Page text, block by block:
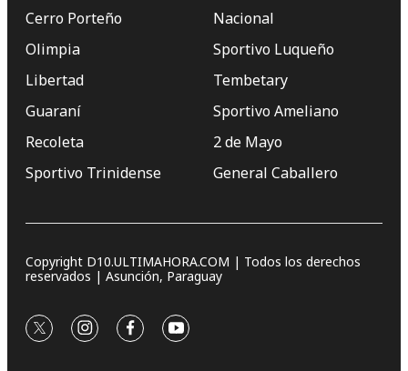
Cerro Porteño
Olimpia
Libertad
Guaraní
Recoleta
Sportivo Trinidense
Nacional
Sportivo Luqueño
Tembetary
Sportivo Ameliano
2 de Mayo
General Caballero
Copyright D10.ULTIMAHORA.COM | Todos los derechos
reservados | Asunción, Paraguay
twitterinstagram
facebookyoutube